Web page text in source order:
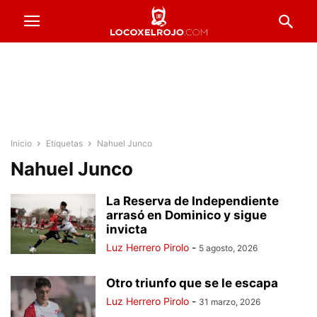
Inicio Etiquetas Nahuel Junco
Nahuel Junco
La Reserva de Independiente
arrasó en Dominico y sigue
invicta
Luz Herrero Pirolo - 5 agosto, 2026
Otro triunfo que se le escapa
Luz Herrero Pirolo - 31 marzo, 2026